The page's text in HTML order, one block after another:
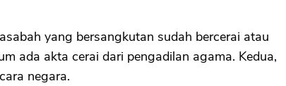
yang bersangkutan sudah bercerai atau
ada akta cerai dari pengadilan agama. Kedua,
negara.